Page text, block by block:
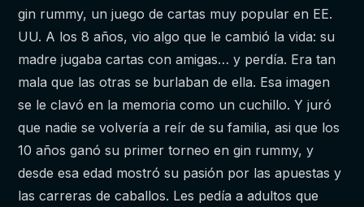
gin rummy, un juego de cartas muy popular en EE.
UU. A los 8 años, vio algo que le cambió la vida: su
madre jugaba cartas con amigas… y perdía. Era tan
mala que las otras se burlaban de ella. Esa imagen
se le clavó en la memoria como un cuchillo. Y juró
que nadie se volvería a reír de su familia, asi que los
10 años ganó su primer torneo en gin rummy, y
desde esa edad mostró su pasión por las apuestas y
las carreras de caballos. Les pedía a adultos que